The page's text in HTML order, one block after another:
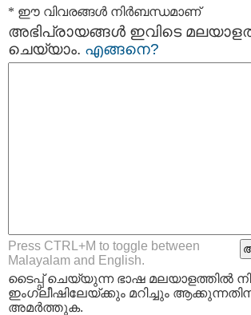
* ഈ വിവരങ്ങള്‍ നിര്‍ബന്ധമാണ്
അഭിപ്രായങ്ങള്‍ ഇവിടെ
ചെയ്യാം. എങ്ങനെ?
Press CTRL+M to toggle between
Malayalam and English.
ടൈപ്പ്‌ ചെയ്യുന്ന ഭാഷ മലയാളത്തില്‍
ഇംഗ്ലീഷിലേയ്ക്കും മറിച്ചും ആക്കുന്നതിന്
അമര്‍ത്തുക.